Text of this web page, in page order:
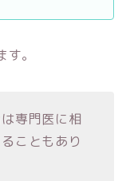
。
専門医に相
こともあり